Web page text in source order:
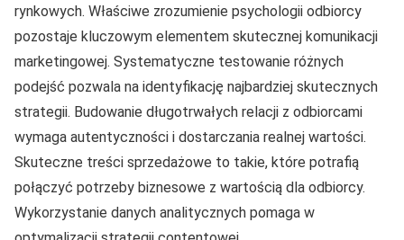
rynkowych. Właściwe zrozumienie psychologii odbiorcy
pozostaje kluczowym elementem skutecznej komunikacji
marketingowej. Systematyczne testowanie różnych
podejść pozwala na identyfikację najbardziej skutecznych
strategii. Budowanie długotrwałych relacji z odbiorcami
wymaga autentyczności i dostarczania realnej wartości.
Skuteczne treści sprzedażowe to takie, które potrafią
połączyć potrzeby biznesowe z wartością dla odbiorcy.
Wykorzystanie danych analitycznych pomaga w